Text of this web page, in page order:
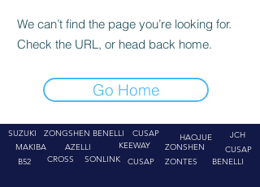
We can’t find the page you’re looking for.
Check the URL, or head back home.
Go Home
SUZUKI
ZONGSHEN
MAKIBA
AZELLI
BENELLI
CUSAP
KEEWAY
B52
CROSS SONLINK CUSAP
HAOJUE
JCH
ZONSHEN
ZONTES
CUSAP
BENELLI